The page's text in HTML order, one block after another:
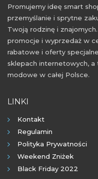
Promujemy ideę smart
przemyślanie i sprytne
Twoją rodzinę i
promocje i wyprzedaż w
rabatowe i oferty
sklepach internetowych,
modowe w całej Polsce.
LINKI
Kontakt
Regulamin
Polityka Prywatności
Weekend Zniżek
Black Friday 2022